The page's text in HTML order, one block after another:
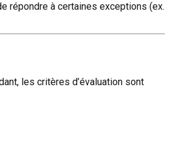
répondre à certaines exceptions (ex.
les critères d’évaluation sont